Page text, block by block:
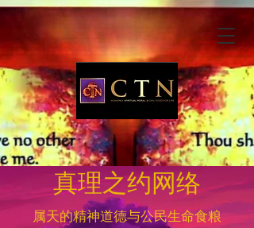
真理之约网络
属天的精神道德与公民生命食粮